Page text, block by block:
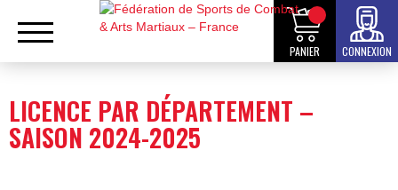
PANIER CONNEXION
LICENCE PAR DÉPARTEMENT –
SAISON 2024-2025